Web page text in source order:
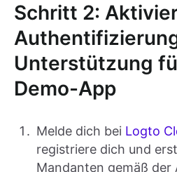
Schritt 2:
Unterstützung
Demo-App
Melde dich bei Logto
registriere dich und
Mandanten gemäß der